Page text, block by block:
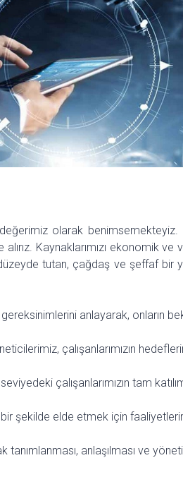
olarak
Kaynaklarımızı ekonomik
tutan, çağdaş ve şeffaf bir
anlayarak, onların
çalışanlarımızın
çalışanlarımızın tam
şekilde elde etmek için
tanımlanması, anlaşılması ve